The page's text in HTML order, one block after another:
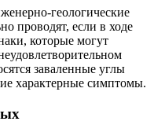
геологические
проводят, если в ходе
которые могут
заваленные углы
характерные симптомы.